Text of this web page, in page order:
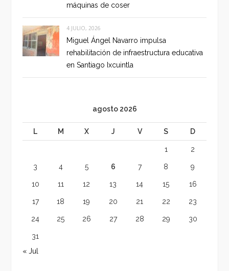
máquinas de coser
4 JULIO, 2026
Miguel Ángel Navarro impulsa
rehabilitación de infraestructura educativa
en Santiago Ixcuintla
agosto 2026
L M X J V S D
1 2
3 4 5 6 7 8 9
10 11 12 13 14 15 16
17 18 19 20 21 22 23
24 25 26 27 28 29 30
31
« Jul